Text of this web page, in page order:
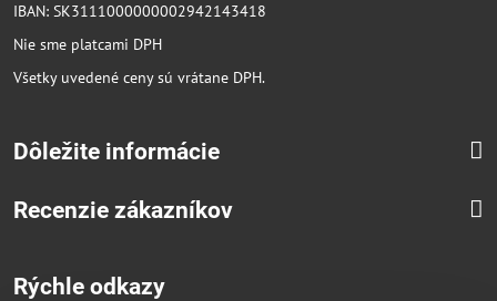
IBAN: SK3111000000002942143418
Nie sme platcami DPH
Všetky uvedené ceny sú vrátane DPH.
Dôležite informácie
Recenzie zákazníkov
Rýchle odkazy